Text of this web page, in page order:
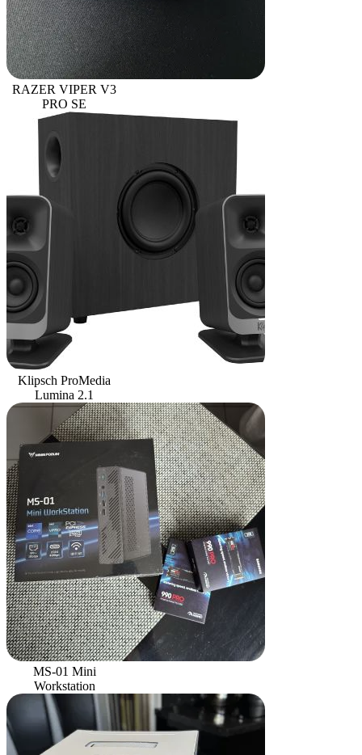
RAZER VIPER V3
PRO SE
Klipsch ProMedia
Lumina 2.1
MS-01 Mini
Workstation